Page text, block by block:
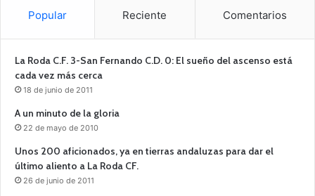
Popular Reciente Comentarios
La Roda C.F. 3-San Fernando C.D. 0: El sueño del ascenso está
cada vez más cerca
18 de junio de 2011
A un minuto de la gloria
22 de mayo de 2010
Unos 200 aficionados, ya en tierras andaluzas para dar el
último aliento a La Roda CF.
26 de junio de 2011